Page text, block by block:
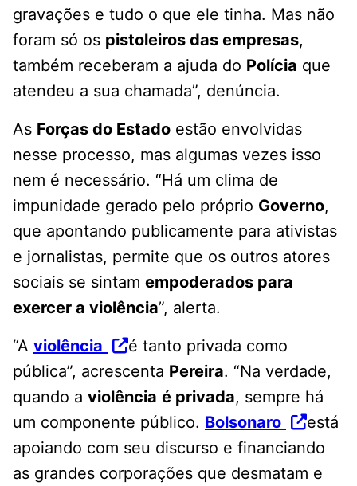
gravações e tudo o que ele tinha. Mas não
foram só os pistoleiros das empresas,
também receberam a ajuda do Polícia que
atendeu a sua chamada”, denúncia.
As Forças do Estado estão envolvidas
nesse processo, mas algumas vezes isso
nem é necessário. “Há um clima de
impunidade gerado pelo próprio Governo,
que apontando publicamente para ativistas
e jornalistas, permite que os outros atores
sociais se sintam empoderados para
exercer a violência”, alerta.
“A violência
é tanto privada como
pública”, acrescenta Pereira. “Na verdade,
quando a violência é privada, sempre há
um componente público. Bolsonaro
está
apoiando com seu discurso e financiando
as grandes corporações que desmatam e